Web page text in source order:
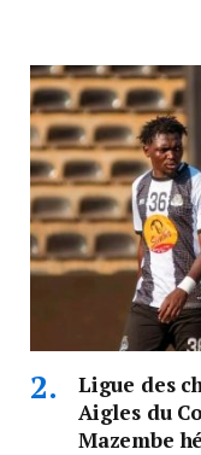
Ligue des
Aigles du
Mazembe